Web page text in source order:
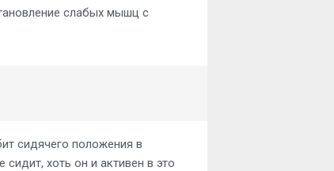
слабых мышц с
сидячего положения в
хоть он и активен в это